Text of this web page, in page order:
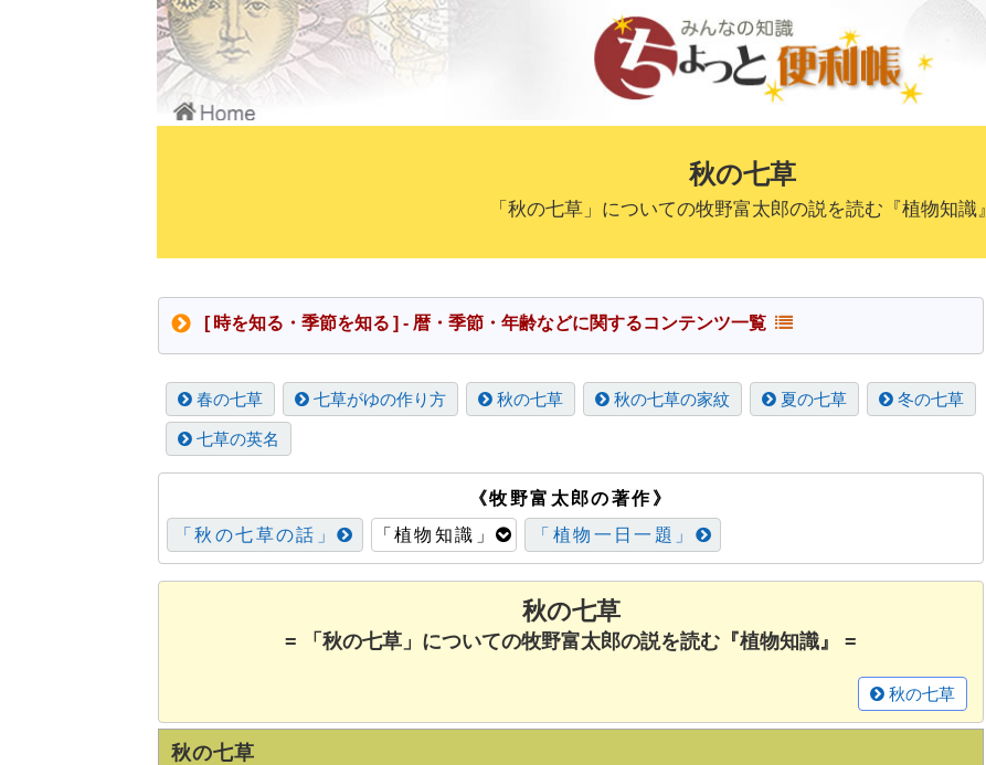
秋の七草
「秋の七草」についての牧野富太郎の説を読む『植物知識』
[ 時を知る・季節を知る ] - 暦・季節・年齢などに関するコンテンツ一覧
春の七草 七草がゆの作り方 秋の七草 秋の七草の家紋 夏の七草 冬の七草
七草の英名
《牧野富太郎の著作》
「秋の七草の話」
「植物知識」 「植物一日一題」
秋の七草
= 「秋の七草」についての牧野富太郎の説を読む『植物知識』 =
秋の七草
秋の七草